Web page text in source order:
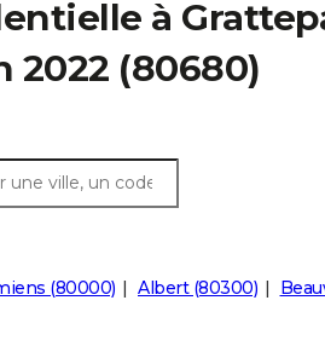
à
2022 (80680)
(80000) Albert (80300)